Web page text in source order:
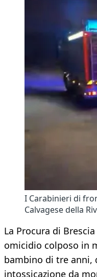
I Carabinieri di
Calvagese della
La Procura di
omicidio colposo in
bambino di tre anni,
intossicazione da